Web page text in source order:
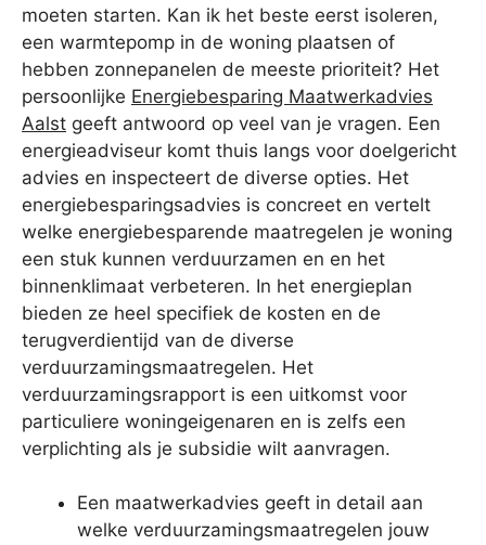
moeten starten. Kan ik het beste eerst isoleren,
een warmtepomp in de woning plaatsen of
hebben zonnepanelen de meeste prioriteit? Het
persoonlijke Energiebesparing Maatwerkadvies
Aalst geeft antwoord op veel van je vragen. Een
energieadviseur komt thuis langs voor doelgericht
advies en inspecteert de diverse opties. Het
energiebesparingsadvies is concreet en vertelt
welke energiebesparende maatregelen je woning
een stuk kunnen verduurzamen en en het
binnenklimaat verbeteren. In het energieplan
bieden ze heel specifiek de kosten en de
terugverdientijd van de diverse
verduurzamingsmaatregelen. Het
verduurzamingsrapport is een uitkomst voor
particuliere woningeigenaren en is zelfs een
verplichting als je subsidie wilt aanvragen.
Een maatwerkadvies geeft in detail aan
welke verduurzamingsmaatregelen jouw